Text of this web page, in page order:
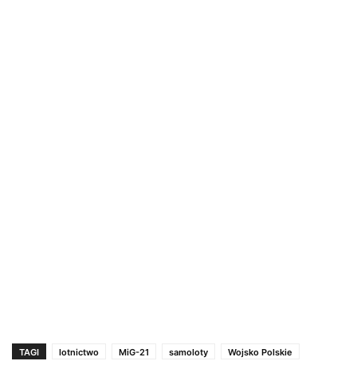
TAGI lotnictwo MiG-21 samoloty Wojsko Polskie